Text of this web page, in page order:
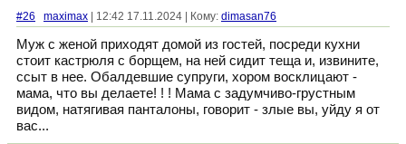
#26 maximax | 12:42 17.11.2024 | Кому: dimasan76
Муж с женой приходят домой из гостей, посреди кухни
стоит кастрюля с борщем, на ней сидит теща и, извините,
ссыт в нее. Обалдевшие супруги, хором восклицают -
мама, что вы делаете! ! ! Мама с задумчиво-грустным
видом, натягивая панталоны, говорит - злые вы, уйду я от
вас...